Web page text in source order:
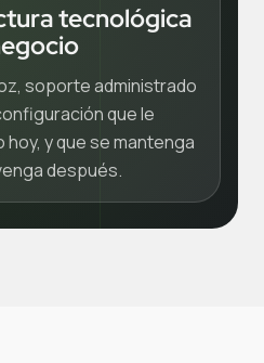
tecnológica
soporte administrado
que le
y que se mantenga
después.